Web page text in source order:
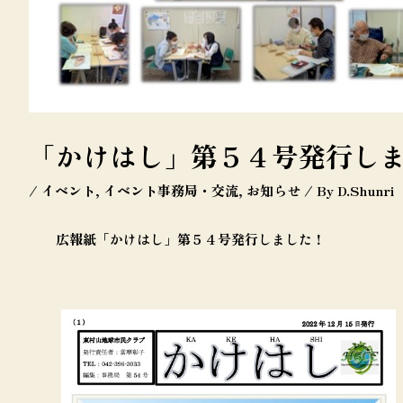
「かけはし」第５４号発行し
/ イベント, イベント事務局・交流, お知らせ / ByD.Shunri
広報紙「かけはし」第５４号発行しました！